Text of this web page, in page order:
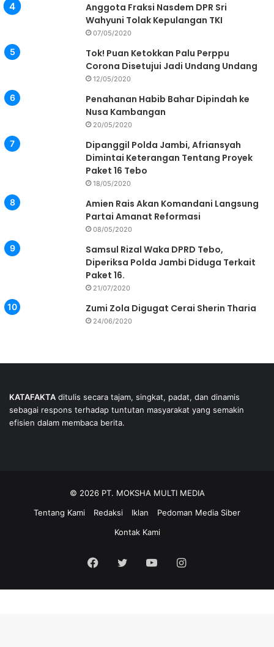
Anggota Fraksi Nasdem DPR Sri
Wahyuni Tolak Kepulangan TKI
07/05/2020
Tok! Puan Ketokkan Palu Perppu
Corona Disetujui Jadi Undang Undang
12/05/2020
Penahanan Habib Bahar Dipindah ke
Nusa Kambangan
20/05/2020
Dipanggil Polda Jambi, Afriansyah
Dimintai Keterangan Tentang Proyek
Paket 16 Tebo
18/05/2020
Amien Rais Akan Komandani Langsung
Partai Amanat Reformasi
08/05/2020
Samsul Rizal Waka DPRD Tebo,
Diperiksa Polda Jambi Diduga Terkait
Paket 16.
21/07/2020
Zumi Zola Digugat Cerai Sherin Tharia
24/06/2020
KATAFAKTA ditulis secara tajam, singkat, padat, dan dinamis
sebagai respons terhadap tuntutan masyarakat yang semakin
efisien dalam membaca berita.
© 2026 PT. MOKSHA MULTI MEDIA
Tentang Kami
Redaksi Iklan
Pedoman Media Siber
Kontak Kami
Facebook
Twitter YouTubeInstagram